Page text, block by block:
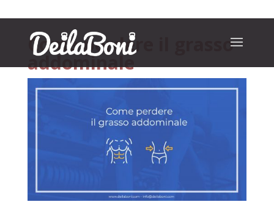
Come perdere il grasso
addominale